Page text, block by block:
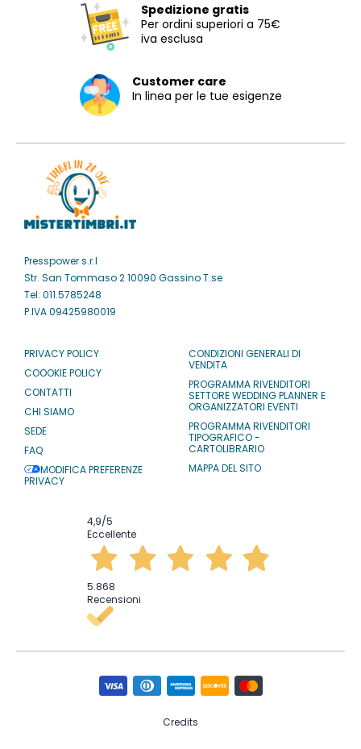
Spedizione gratis
Per ordini superiori a 75€
iva esclusa
Customer care
In linea per le tue esigenze
Presspower s.r.l
Str. San Tommaso 2 10090 Gassino T.se
Tel: 011.5785248
P.IVA 09425980019
PRIVACY POLICY
COOOKIE POLICY
CONTATTI
CHI SIAMO
SEDE
FAQ
MODIFICA PREFERENZE
PRIVACY
CONDIZIONI GENERALI DI
VENDITA
PROGRAMMA RIVENDITORI
SETTORE WEDDING PLANNER E
ORGANIZZATORI EVENTI
PROGRAMMA RIVENDITORI
TIPOGRAFICO -
CARTOLIBRARIO
MAPPA DEL SITO
4,9/5
Eccellente
5.868
Recensioni
Credits